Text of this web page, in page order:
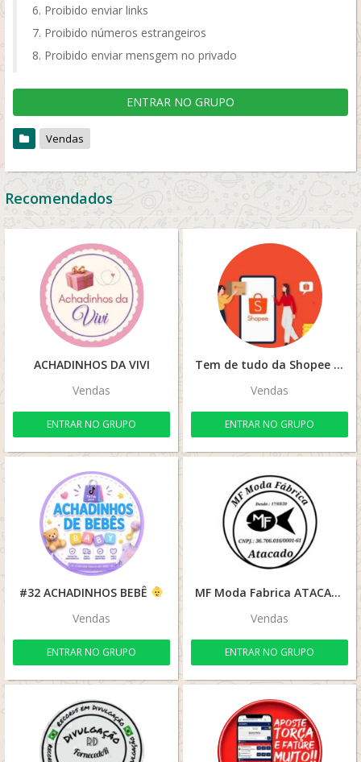
Proibido enviar links
Proibido números estrangeiros
Proibido enviar mensgem no privado
ENTRAR NO GRUPO
Vendas
Recomendados
ACHADINHOS DA VIVI
Vendas
ENTRAR NO GRUPO
Tem de tudo da Shopee #1
Vendas
ENTRAR NO GRUPO
#32 ACHADINHOS BEBÊ
Vendas
ENTRAR NO GRUPO
MF Moda Fabrica ATACADO
Vendas
ENTRAR NO GRUPO